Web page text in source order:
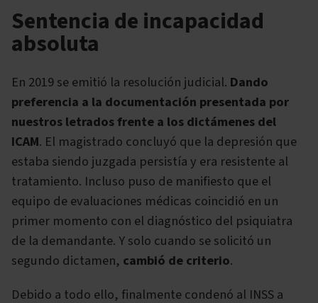
Sentencia de incapacidad
absoluta
En 2019 se emitió la resolución judicial. Dando
preferencia a la documentación presentada por
nuestros letrados frente a los dictámenes del
ICAM. El magistrado concluyó que la depresión que
estaba siendo juzgada persistía y era resistente al
tratamiento. Incluso puso de manifiesto que el
equipo de evaluaciones médicas coincidió en un
primer momento con el diagnóstico del psiquiatra
de la demandante. Y solo cuando se solicitó un
segundo dictamen, cambió de criterio.
Debido a todo ello, finalmente condenó al INSS a